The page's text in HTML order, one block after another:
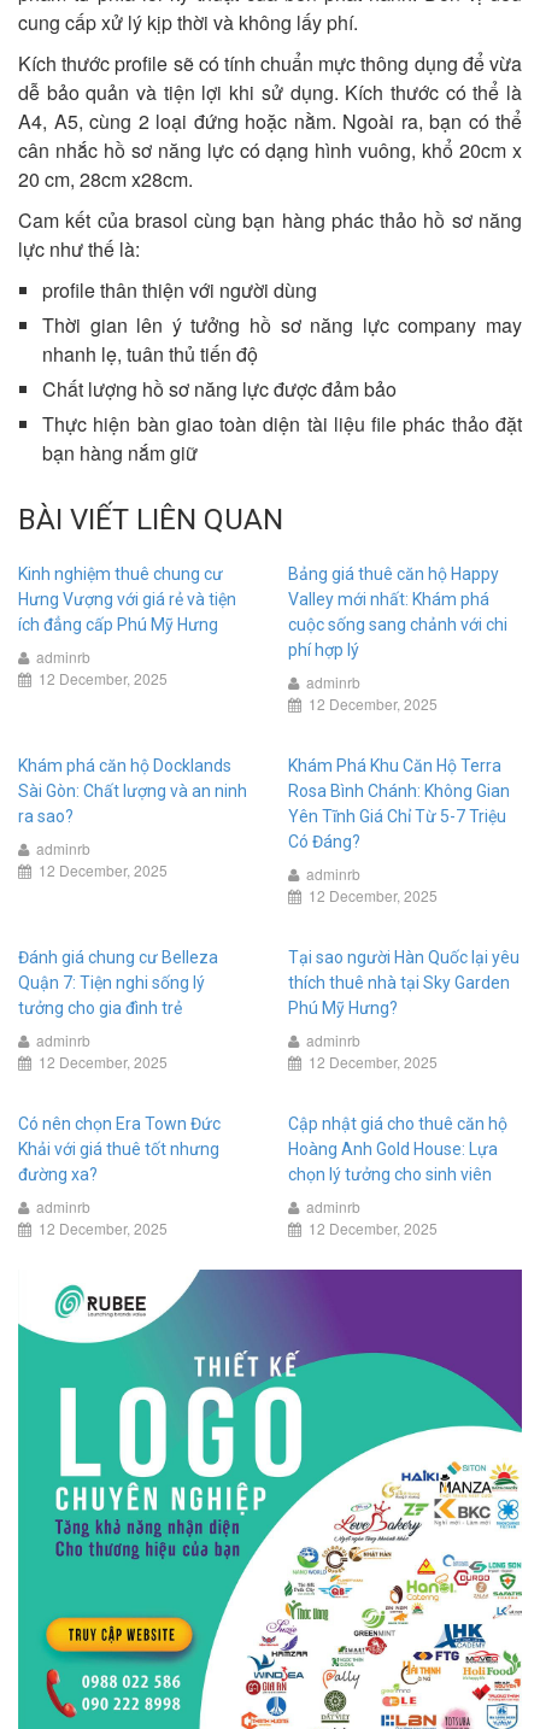
cung cấp xử lý kịp thời và không lấy phí.
Kích thước profile sẽ có tính chuẩn mực thông dụng để vừa
dễ bảo quản và tiện lợi khi sử dụng. Kích thước có thể là
A4, A5, cùng 2 loại đứng hoặc nằm. Ngoài ra, bạn có thể
cân nhắc hồ sơ năng lực có dạng hình vuông, khổ 20cm x
20 cm, 28cm x28cm.
Cam kết của brasol cùng bạn hàng phác thảo hồ sơ năng
lực như thế là:
profile thân thiện với người dùng
Thời gian lên ý tưởng hồ sơ năng lực company may
nhanh lẹ, tuân thủ tiến độ
Chất lượng hồ sơ năng lực được đảm bảo
Thực hiện bàn giao toàn diện tài liệu file phác thảo đặt
bạn hàng nắm giữ
BÀI VIẾT LIÊN QUAN
Kinh nghiệm thuê chung cư
Hưng Vượng với giá rẻ và tiện
ích đẳng cấp Phú Mỹ Hưng
adminrb
12 December, 2025
Bảng giá thuê căn hộ Happy
Valley mới nhất: Khám phá
cuộc sống sang chảnh với chi
phí hợp lý
adminrb
12 December, 2025
Khám phá căn hộ Docklands
Sài Gòn: Chất lượng và an ninh
ra sao?
adminrb
12 December, 2025
Khám Phá Khu Căn Hộ Terra
Rosa Bình Chánh: Không Gian
Yên Tĩnh Giá Chỉ Từ 5-7 Triệu
Có Đáng?
adminrb
12 December, 2025
Đánh giá chung cư Belleza
Quận 7: Tiện nghi sống lý
tưởng cho gia đình trẻ
adminrb
12 December, 2025
Tại sao người Hàn Quốc lại yêu
thích thuê nhà tại Sky Garden
Phú Mỹ Hưng?
adminrb
12 December, 2025
Có nên chọn Era Town Đức
Khải với giá thuê tốt nhưng
đường xa?
adminrb
12 December, 2025
Cập nhật giá cho thuê căn hộ
Hoàng Anh Gold House: Lựa
chọn lý tưởng cho sinh viên
adminrb
12 December, 2025